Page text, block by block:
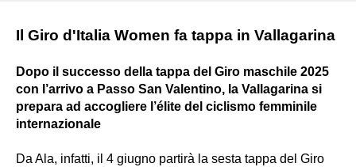
Il Giro d'Italia Women fa tappa in Vallagarina
Dopo il successo della tappa del Giro maschile 2025
con l’arrivo a Passo San Valentino, la Vallagarina si
prepara ad accogliere l’élite del ciclismo femminile
internazionale
Da Ala, infatti, il 4 giugno partirà la sesta tappa del Giro